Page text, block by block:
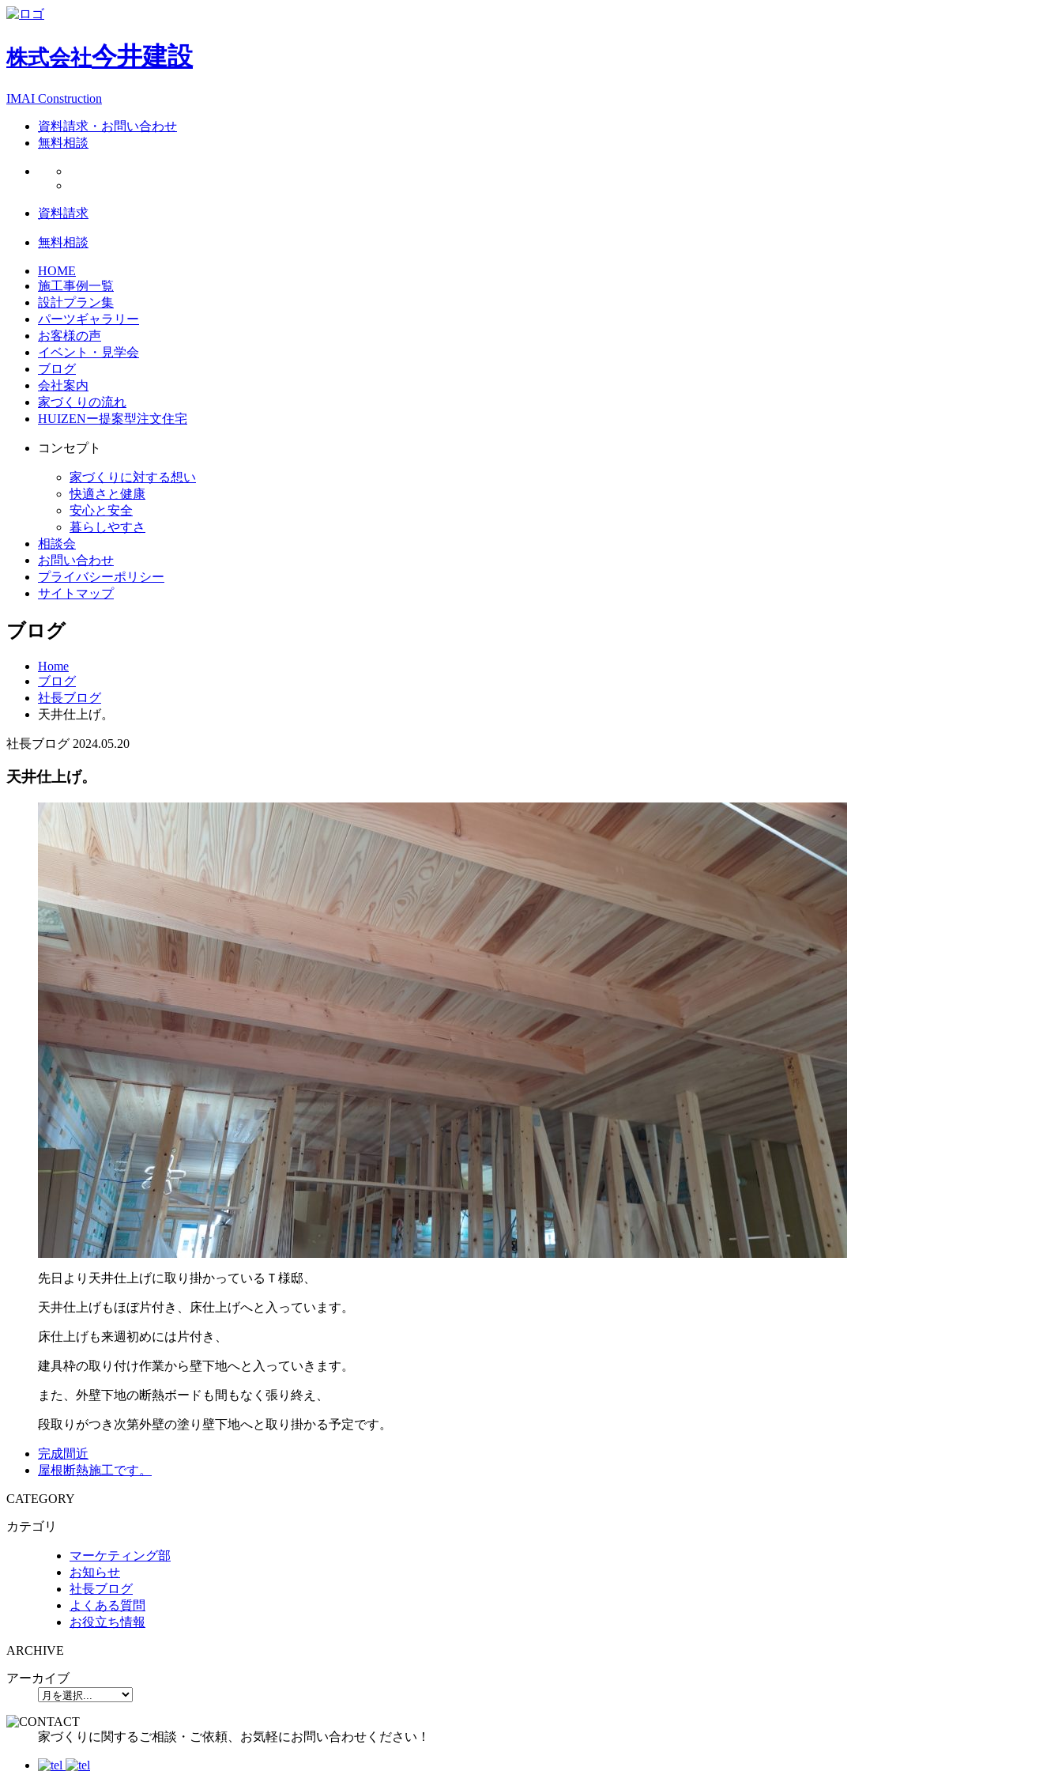
株式会社今井建設
IMAI Construction
資料請求・お問い合わせ
無料相談
資料請求
無料相談
HOME
施工事例一覧
設計プラン集
パーツギャラリー
お客様の声
イベント・見学会
ブログ
会社案内
家づくりの流れ
HUIZENー提案型注文住宅
コンセプト
家づくりに対する想い
快適さと健康
安心と安全
暮らしやすさ
相談会
お問い合わせ
プライバシーポリシー
サイトマップ
ブログ
Home
ブログ
社長ブログ
天井仕上げ。
社長ブログ 2024.05.20
天井仕上げ。
先日より天井仕上げに取り掛かっているＴ様邸、
天井仕上げもほぼ片付き、床仕上げへと入っています。
床仕上げも来週初めには片付き、
建具枠の取り付け作業から壁下地へと入っていきます。
また、外壁下地の断熱ボードも間もなく張り終え、
段取りがつき次第外壁の塗り壁下地へと取り掛かる予定です。
完成間近
屋根断熱施工です。
CATEGORY
カテゴリ
マーケティング部
お知らせ
社長ブログ
よくある質問
お役立ち情報
ARCHIVE
アーカイブ
家づくりに関するご相談・ご依頼、お気軽にお問い合わせください！